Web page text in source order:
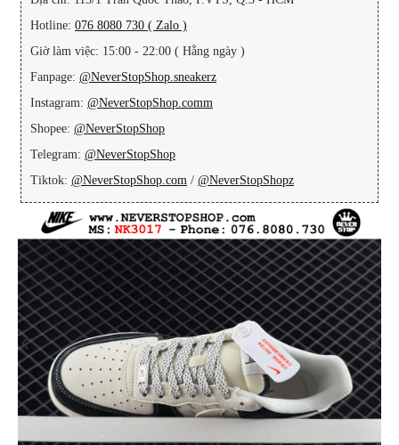
Hotline: 076 8080 730 ( Zalo )
Giờ làm việc: 15:00 - 22:00 ( Hằng ngày )
Fanpage: @NeverStopShop.sneakerz
Instagram: @NeverStopShop.comm
Shopee: @NeverStopShop
Telegram: @NeverStopShop
Tiktok: @NeverStopShop.com / @NeverStopShopz